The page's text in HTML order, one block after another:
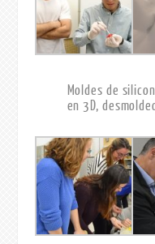
Moldes de
en 3D,